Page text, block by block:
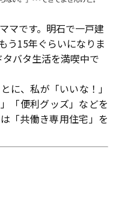
マです。明石で一戸建
う15年ぐらいになりま
バタ生活を満喫中で
に、私が「いいな！」
「便利グッズ」などを
「共働き専用住宅」を